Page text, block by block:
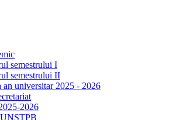
semestrului I
semestrului II
an universitar 2025 - 2026
2026